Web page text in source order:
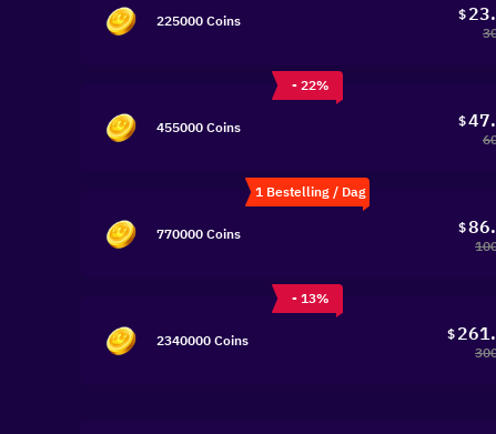
225000 Coins $
- 22%
455000 Coins $
1 Bestelling / Dag
770000 Coins $
- 13%
2340000 Coins $